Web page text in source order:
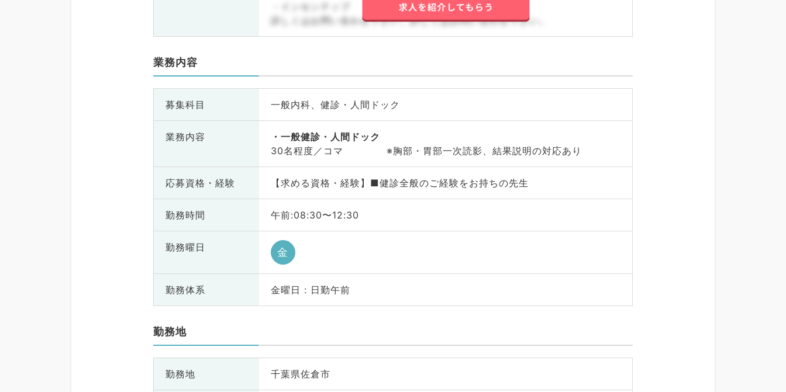
・インセンティブ
詳しくはお問い合わせ下さい。詳しくはお問い合わせ下さい。
業務内容
募集科目 一般内科、健診・人間ドック
業務内容
一般健診・人間ドック
30名程度／コマ ※胸部・胃部一次読影、結果説明の対応あり
応募資格・ 経験 【求める資格・経験】■健診全般のご経験をお持ちの先生
勤務時間 午前:08:30〜12:30
勤務曜日 金
勤務体系 金曜日 : 日勤午前
勤務地
勤務地 千葉県佐倉市